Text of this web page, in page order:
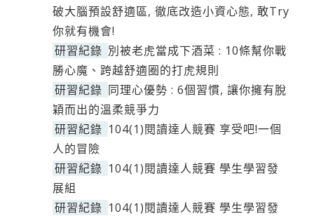
破大腦預設舒適區, 徹底改造小資心態, 敢Try
你就有機會!
研習紀錄 別被老虎當成下酒菜 : 10條幫你戰
勝心魔、跨越舒適圈的打虎規則
研習紀錄 同理心優勢 : 6個習慣, 讓你擁有脫
穎而出的溫柔競爭力
研習紀錄 104(1)閱讀達人競賽 享受吧!一個
人的冒險
研習紀錄 104(1)閱讀達人競賽 學生學習發
展組
研習紀錄 104(1)閱讀達人競賽 學生學習發